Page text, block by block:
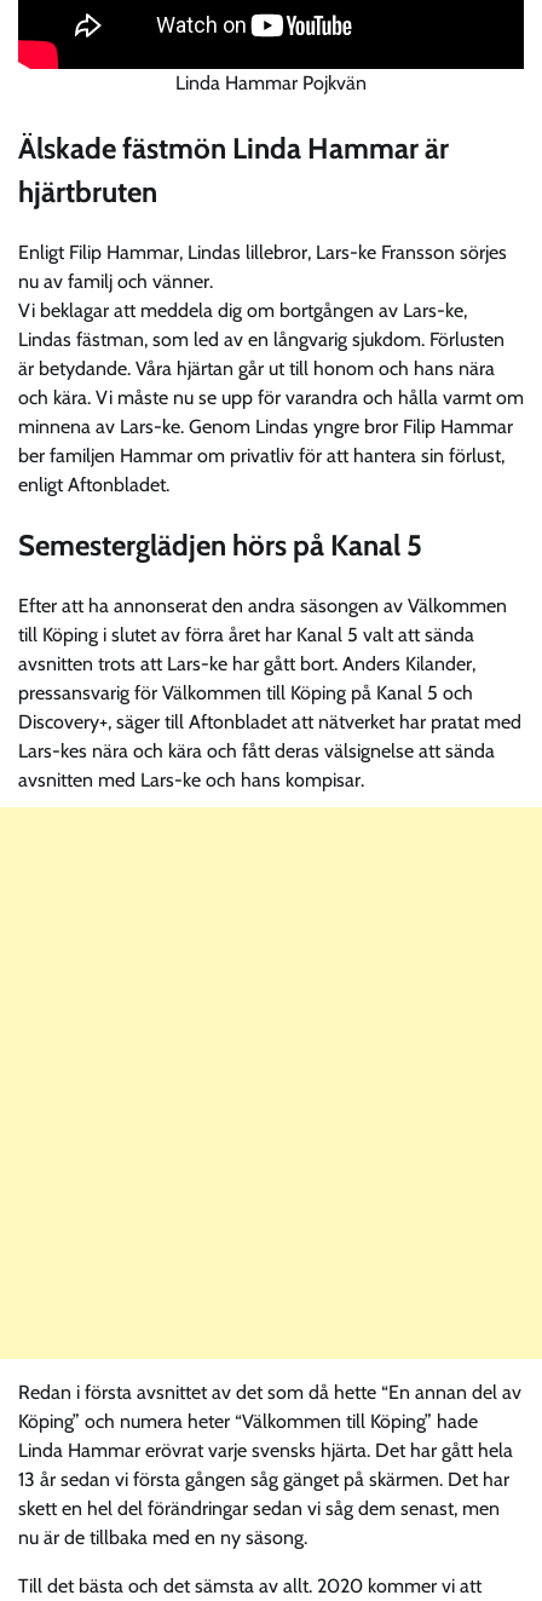
Linda Hammar Pojkvän
Älskade fästmön Linda Hammar är
hjärtbruten
Enligt Filip Hammar, Lindas lillebror, Lars-ke Fransson sörjes
nu av familj och vänner.
Vi beklagar att meddela dig om bortgången av Lars-ke,
Lindas fästman, som led av en långvarig sjukdom. Förlusten
är betydande. Våra hjärtan går ut till honom och hans nära
och kära. Vi måste nu se upp för varandra och hålla varmt om
minnena av Lars-ke. Genom Lindas yngre bror Filip Hammar
ber familjen Hammar om privatliv för att hantera sin förlust,
enligt Aftonbladet.
Semesterglädjen hörs på Kanal 5
Efter att ha annonserat den andra säsongen av Välkommen
till Köping i slutet av förra året har Kanal 5 valt att sända
avsnitten trots att Lars-ke har gått bort. Anders Kilander,
pressansvarig för Välkommen till Köping på Kanal 5 och
Discovery+, säger till Aftonbladet att nätverket har pratat med
Lars-kes nära och kära och fått deras välsignelse att sända
avsnitten med Lars-ke och hans kompisar.
Redan i första avsnittet av det som då hette “En annan del av
Köping” och numera heter “Välkommen till Köping” hade
Linda Hammar erövrat varje svensks hjärta. Det har gått hela
13 år sedan vi första gången såg gänget på skärmen. Det har
skett en hel del förändringar sedan vi såg dem senast, men
nu är de tillbaka med en ny säsong.
Till det bästa och det sämsta av allt. 2020 kommer vi att